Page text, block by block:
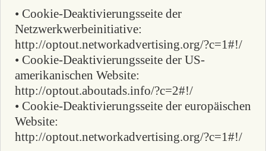
• Cookie-Deaktivierungsseite der
Netzwerkwerbeinitiative:
http://optout.networkadvertising.org/?c=1#!/
• Cookie-Deaktivierungsseite der US-
amerikanischen Website:
http://optout.aboutads.info/?c=2#!/
• Cookie-Deaktivierungsseite der europäischen
Website:
http://optout.networkadvertising.org/?c=1#!/